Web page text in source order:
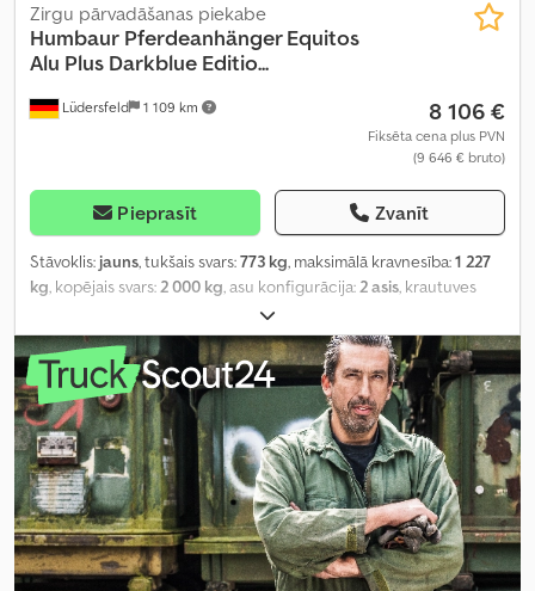
Lüdersfeld 1 109 km
Zirgu pārvadāšanas piekabe
Humbaur Pferdeanhänger Equitos
Alu Plus Darkblue Editio...
8 106 €
Fiksēta cena plus PVN
(9 646 € bruto)
Pieprasīt Zvanīt
Stāvoklis: jauns, tukšais svars:773 kg, maksimālā kravnesība:1 227
kg, kopējais svars:2 000 kg, asu konfigurācija:2 asis, krautuves
, iekraušanas vietas platums:
iekraušanas telpas augstums:2 300 mm, Ražošanas gads:2026,
nobraukums:50 km, pārnesuma veids:mehānisks,
energoefektivitāte:A,